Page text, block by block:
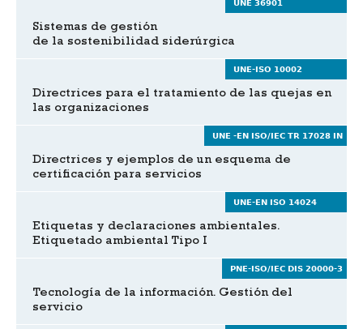
UNE 36901
Sistemas de gestión
de la sostenibilidad siderúrgica
UNE-ISO 10002
Directrices para el tratamiento de las quejas en
las organizaciones
UNE -EN ISO/IEC TR 17028 IN
Directrices y ejemplos de un esquema de
certificación para servicios
UNE-EN ISO 14024
Etiquetas y declaraciones ambientales.
Etiquetado ambiental Tipo I
PNE-ISO/IEC DIS 20000-3
Tecnología de la información. Gestión del
servicio